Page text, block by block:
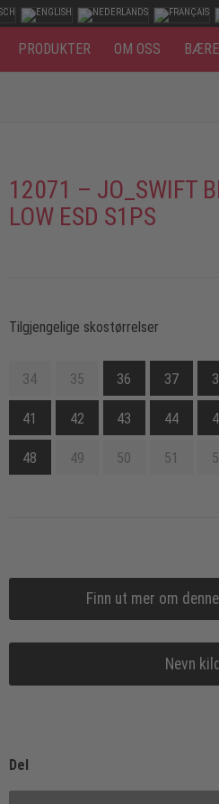
PRODUKTER OM OSS
12071 – JO_SWIFT
LOW ESD S1PS
Tilgjengelige skostørrelser
34 35 36 37
41 42 43 44
48 49 50 51
Finn ut mer om
Nevn
Del